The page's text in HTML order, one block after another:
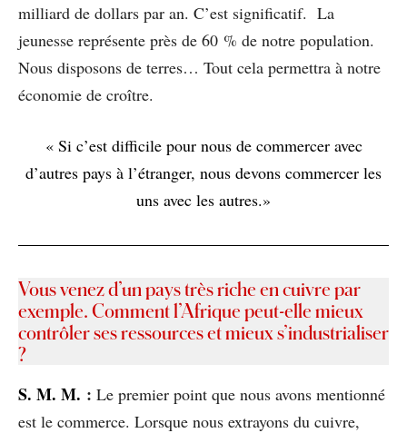
milliard de dollars par an. C’est significatif. La
jeunesse représente près de 60 % de notre population.
Nous disposons de terres… Tout cela permettra à notre
économie de croître.
« Si c’est difficile pour nous de commercer avec
d’autres pays à l’étranger, nous devons commercer les
uns avec les autres.»
Vous venez d’un pays très riche en cuivre par
exemple. Comment l’Afrique peut-elle mieux
contrôler ses ressources et mieux s’industrialiser
?
S. M. M. : Le premier point que nous avons mentionné
est le commerce. Lorsque nous extrayons du cuivre,